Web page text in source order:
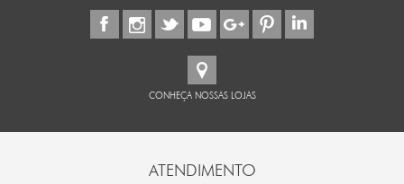
CONHEÇA NOSSAS LOJAS
ATENDIMENTO